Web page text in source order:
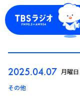
2025.04.07 月曜日
その他